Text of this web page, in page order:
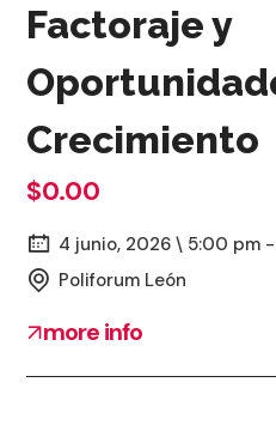
Factoraje y
Crecimiento
$0.00
4 junio, 2026 \ 5:00 pm
Poliforum León
more info